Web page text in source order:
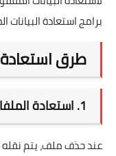
برامج استعادة
طرق
1. استعادة الملفات من سلة المهملات
عند حذف ملف، يتم نقله